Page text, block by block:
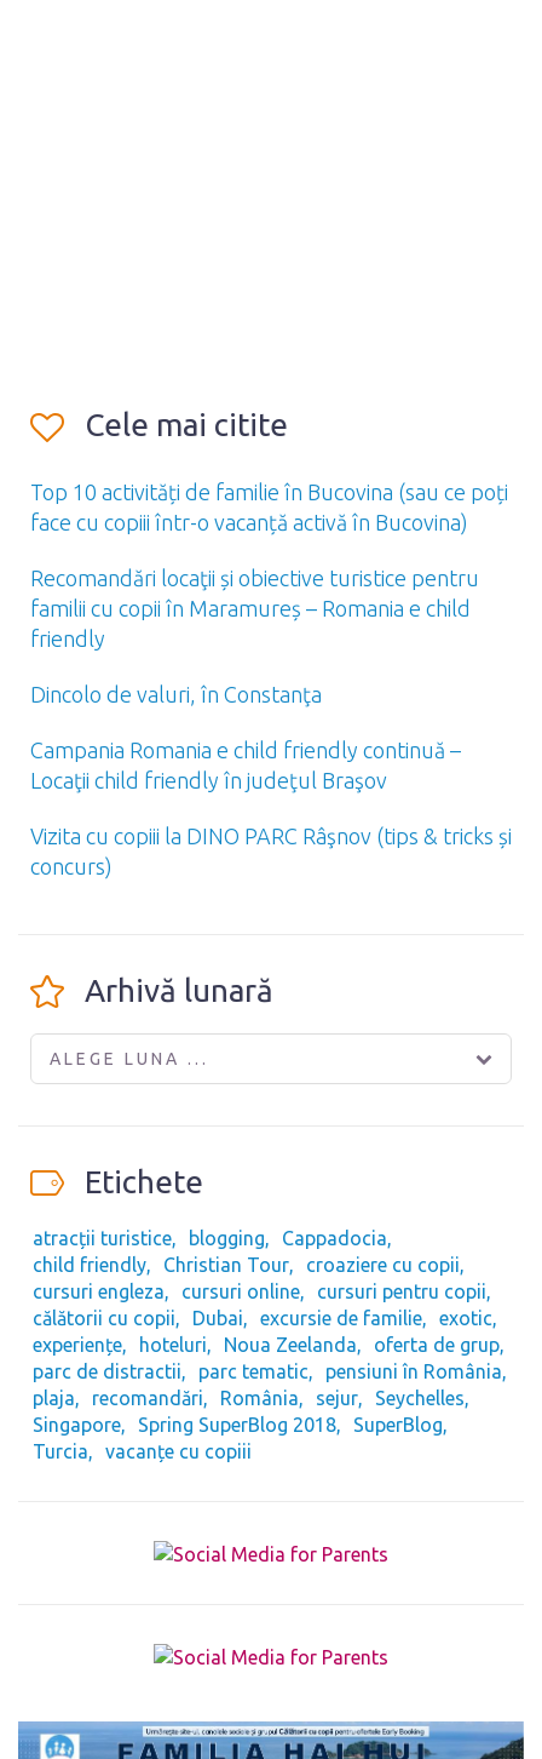
Cele mai citite
Top 10 activități de familie în Bucovina (sau ce poți
face cu copiii într-o vacanță activă în Bucovina)
Recomandări locaţii și obiective turistice pentru
familii cu copii în Maramureș – Romania e child
friendly
Dincolo de valuri, în Constanţa
Campania Romania e child friendly continuă –
Locaţii child friendly în judeţul Braşov
Vizita cu copiii la DINO PARC Râşnov (tips & tricks și
concurs)
Arhivă lunară
ALEGE LUNA ...
Etichete
atracții turistice blogging
Cappadocia
child friendly
Christian Tour
croaziere cu copii
cursuri engleza
cursuri online
cursuri pentru copii
călătorii cu copii
Dubai excursie de familie
exotic
experiențe
hoteluri Noua Zeelanda
oferta de grup
parc de distractii
parc tematic
pensiuni în România
plaja
recomandări România sejur
Seychelles
Singapore
Spring SuperBlog 2018
SuperBlog
Turcia
vacanțe cu copiii